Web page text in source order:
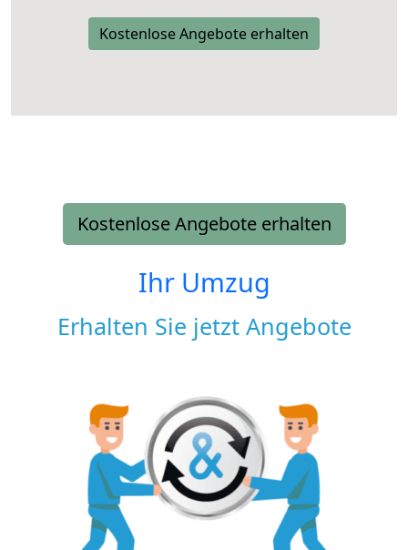
Kostenlose Angebote erhalten
Kostenlose Angebote erhalten
Ihr Umzug
Erhalten Sie jetzt Angebote